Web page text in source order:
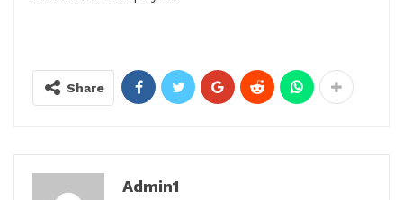
Share
Admin1